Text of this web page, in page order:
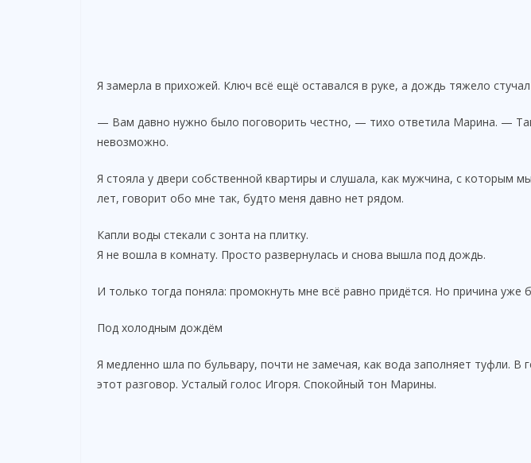
Я замерла в прихожей. Ключ всё ещё оставался в руке, а дождь тяжело
— Вам давно нужно было поговорить честно, — тихо ответила Марина. —
невозможно.
Я стояла у двери собственной квартиры и слушала, как мужчина, с которым
лет, говорит обо мне так, будто меня давно нет рядом.
Капли воды стекали с зонта на плитку.
Я не вошла в комнату. Просто развернулась и снова вышла под дождь.
И только тогда поняла: промокнуть мне всё равно придётся. Но причина уже
Под холодным дождём
Я медленно шла по бульвару, почти не замечая, как вода заполняет туфли. В
этот разговор. Усталый голос Игоря. Спокойный тон Марины.